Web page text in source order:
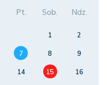
Pt. Sob. Ndz.
1
2
7 8
9
14 15
16